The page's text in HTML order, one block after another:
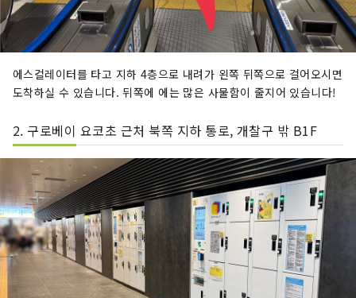
에스컬레이터를 타고 지하 4층으로 내려가 왼쪽 뒤쪽으로 걸어오시면
도착하실 수 있습니다. 뒤쪽에 에는 많은 사물함이 줄지어 있습니다!
2. 구로베이 요코초 근처 북쪽 지하 통로, 개찰구 밖 B1F